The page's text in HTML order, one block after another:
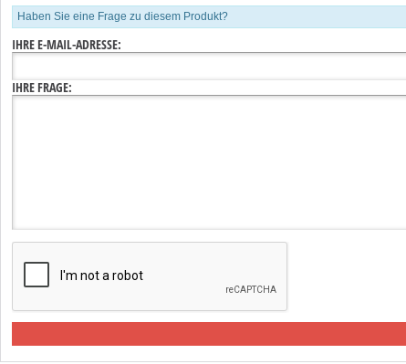
Haben Sie eine Frage zu diesem Produkt?
IHRE E-MAIL-ADRESSE:
IHRE FRAGE: